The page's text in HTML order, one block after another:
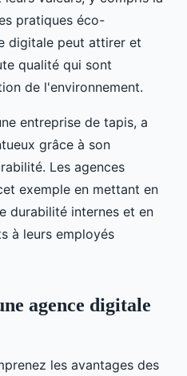
pratiques éco-
digitale peut attirer et
qualité qui sont
de l'environnement.
entreprise de tapis, a
grâce à son
Les agences
exemple en mettant en
durabilité internes et en
à leurs employés
agence digitale
les avantages des